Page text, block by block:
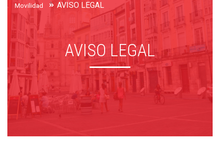
Movilidad AVISO LEGAL
AVISO LEGAL